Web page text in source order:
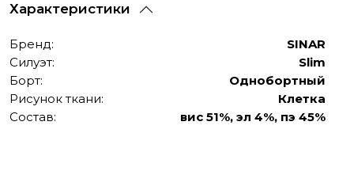
Характеристики
Бренд:
SINAR
Силуэт:
Slim
Борт:
Однобортный
Рисунок ткани:
Клетка
Состав:
вис 51%, эл 4%, пэ 45%